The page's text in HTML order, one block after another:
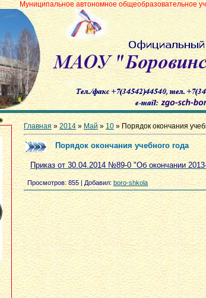
автономное общеобразовательное учреждение
Главная » 2014 » Май » 10 » Порядок окончания
Порядок окончания учебного года
Приказ от 30.04.2014 №89-0 "Об окончании
Просмотров: 855 | Добавил:boro-shkola